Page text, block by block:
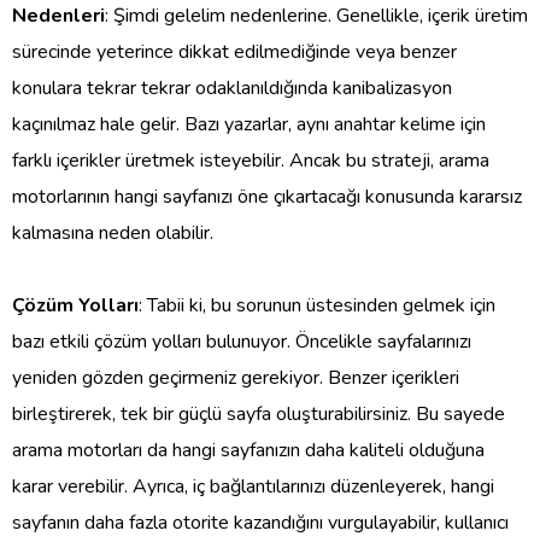
Nedenleri: Şimdi gelelim nedenlerine. Genellikle, içerik üretim
sürecinde yeterince dikkat edilmediğinde veya benzer
konulara tekrar tekrar odaklanıldığında kanibalizasyon
kaçınılmaz hale gelir. Bazı yazarlar, aynı anahtar kelime için
farklı içerikler üretmek isteyebilir. Ancak bu strateji, arama
motorlarının hangi sayfanızı öne çıkartacağı konusunda kararsız
kalmasına neden olabilir.
Çözüm Yolları: Tabii ki, bu sorunun üstesinden gelmek için
bazı etkili çözüm yolları bulunuyor. Öncelikle sayfalarınızı
yeniden gözden geçirmeniz gerekiyor. Benzer içerikleri
birleştirerek, tek bir güçlü sayfa oluşturabilirsiniz. Bu sayede
arama motorları da hangi sayfanızın daha kaliteli olduğuna
karar verebilir. Ayrıca, iç bağlantılarınızı düzenleyerek, hangi
sayfanın daha fazla otorite kazandığını vurgulayabilir, kullanıcı